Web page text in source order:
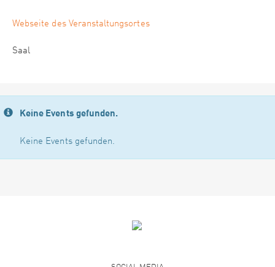
Webseite des Veranstaltungsortes
Saal
Keine Events gefunden.
Keine Events gefunden.